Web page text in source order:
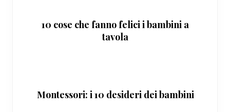
10 cose che fanno felici i bambini a
tavola
Montessori: i 10 desideri dei bambini